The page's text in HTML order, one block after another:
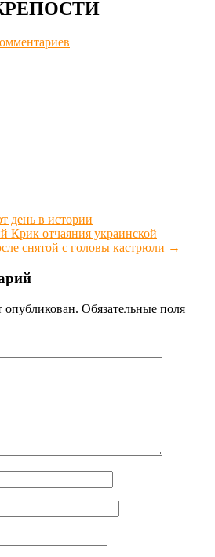
день в истории
отчаяния украинской
снятой с головы кастрюли →
опубликован. Обязательные поля